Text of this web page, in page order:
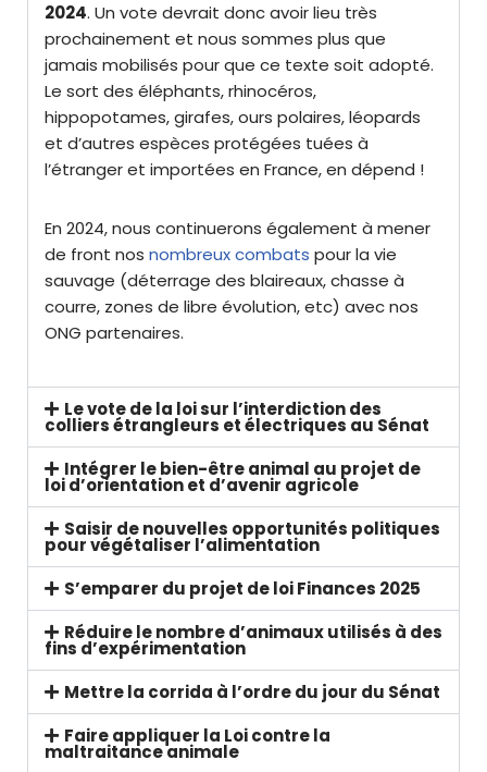
2024. Un vote devrait donc avoir lieu très
prochainement et nous sommes plus que
jamais mobilisés pour que ce texte soit adopté.
Le sort des éléphants, rhinocéros,
hippopotames, girafes, ours polaires, léopards
et d’autres espèces protégées tuées à
l’étranger et importées en France, en dépend !
En 2024, nous continuerons également à mener
de front nos nombreux combats pour la vie
sauvage (déterrage des blaireaux, chasse à
courre, zones de libre évolution, etc) avec nos
ONG partenaires.
Le vote de la loi sur l’interdiction des
colliers étrangleurs et électriques au Sénat
Intégrer le bien-être animal au projet de
loi d’orientation et d’avenir agricole
Saisir de nouvelles opportunités politiques
pour végétaliser l’alimentation
S’emparer du projet de loi Finances 2025
Réduire le nombre d’animaux utilisés à des
fins d’expérimentation
Mettre la corrida à l’ordre du jour du Sénat
Faire appliquer la Loi contre la
maltraitance animale